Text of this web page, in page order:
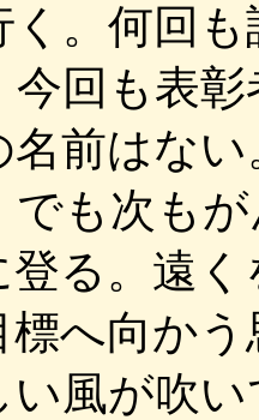
。何回
今回も表
前はな
でも次も
登る。遠
標へ向か
い風が吹